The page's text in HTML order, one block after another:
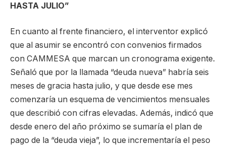
HASTA JULIO”
En cuanto al frente financiero, el interventor explicó
que al asumir se encontró con convenios firmados
con CAMMESA que marcan un cronograma exigente.
Señaló que por la llamada “deuda nueva” habría seis
meses de gracia hasta julio, y que desde ese mes
comenzaría un esquema de vencimientos mensuales
que describió con cifras elevadas. Además, indicó que
desde enero del año próximo se sumaría el plan de
pago de la “deuda vieja”, lo que incrementaría el peso